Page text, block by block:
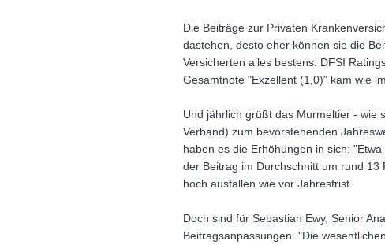
Die Beiträge zur Privaten
dastehen, desto eher können sie die
Versicherten alles bestens. DFSI
Gesamtnote "Exzellent (1,0)" kam wie
Und jährlich grüßt das Murmeltier - wie
Verband) zum bevorstehenden
haben es die Erhöhungen in sich:
der Beitrag im Durchschnitt um rund
hoch ausfallen wie vor Jahresfrist.
Doch sind für Sebastian Ewy, Senior
Beitragsanpassungen. "Die